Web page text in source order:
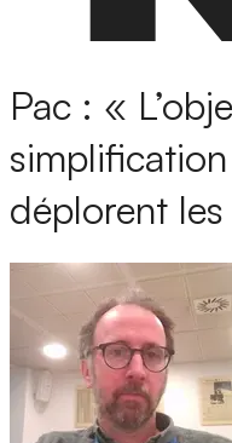
Pac : «
déplorent